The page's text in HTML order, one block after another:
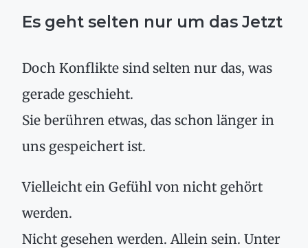
Es geht selten nur um das Jetzt
Doch Konflikte sind selten nur das, was
gerade geschieht.
Sie berühren etwas, das schon länger in
uns gespeichert ist.
Vielleicht ein Gefühl von nicht gehört
werden.
Nicht gesehen werden. Allein sein. Unter